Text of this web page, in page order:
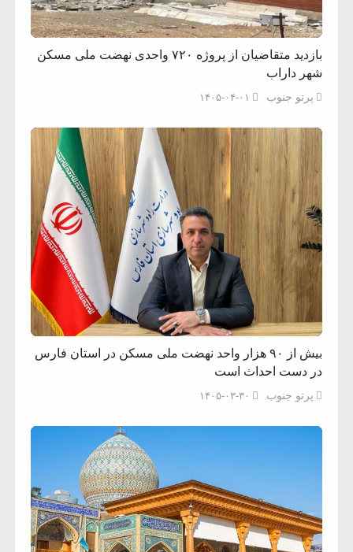
بازدید متقاضیان از پروژه ۷۲۰ واحدی نهضت ملی مسکن
شهر داراب
پرتو جنوب ۱۴۰۵-۰۴-۰۱
بیش از ۹۰ هزار واحد نهضت ملی مسکن در استان فارس
در دست احداث است
پرتو جنوب ۱۴۰۵-۰۳-۳۰